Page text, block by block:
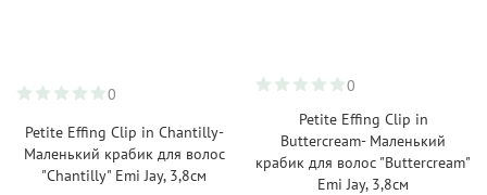
0
Petite Effing Clip in Chantilly-
Маленький крабик для волос
"Chantilly" Emi Jay, 3,8см
0
Petite Effing Clip in
Buttercream- Маленький
крабик для волос "Buttercream"
Emi Jay, 3,8см